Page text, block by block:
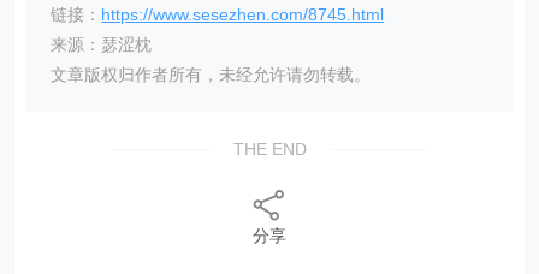
链接： https://www.sesezhen.com/8745.html
来源：瑟涩枕
文章版权归作者所有，未经允许请勿转载。
THE END
分享